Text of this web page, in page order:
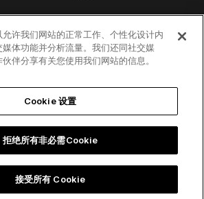
开发人员博客
think-cell Software GmbH
权政策联系信息和法律公告
许我们网站的正常工作、个性化设计内
体功能并分析流量。我们还同社交媒
伴分享有关您使用我们网站的信息。
Cookie 设置
拒绝所有非必需Cookie
接受所有 Cookie